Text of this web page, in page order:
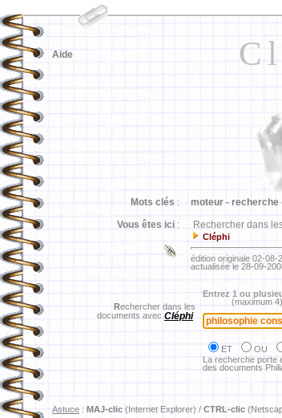
Aide
Mots clés : moteur - recherche
Vous êtes ici : Rechercher dans
Cléphi
édition originale 02-08-
actualisée le 28-09-
Rechercher dans les
documents avec Cléphi
Entrez 1 ou
(maximum 4)
ET OU
La recherche porte
des documents
Astuce : MAJ-clic (Internet Explorer) / CTRL-clic